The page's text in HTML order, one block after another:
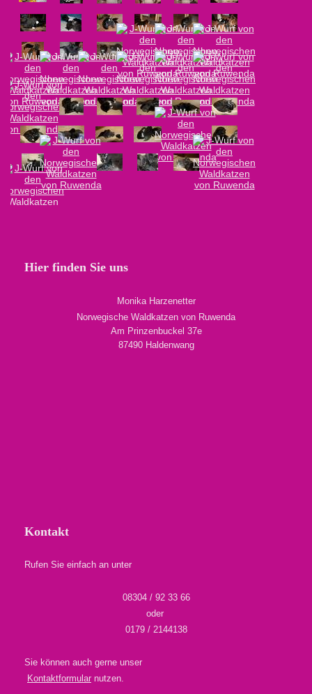
Hier finden Sie uns
Monika Harzenetter
Norwegische Waldkatzen von Ruwenda
Am Prinzenbuckel 37e
87490 Haldenwang
Kontakt
Rufen Sie einfach an unter
08304 / 92 33 66
oder
0179 / 2144138
Sie können auch gerne unser
Kontaktformular nutzen.